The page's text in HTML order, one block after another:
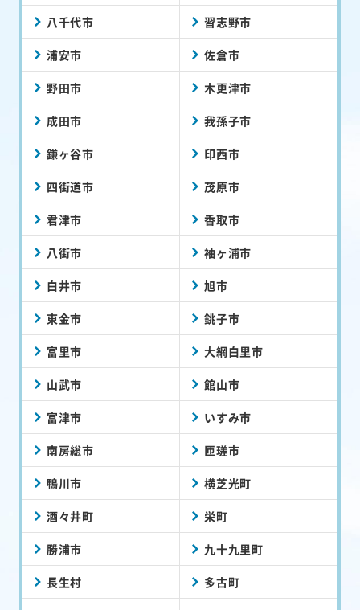
八千代市 習志野市
浦安市 佐倉市
野田市 木更津市
成田市 我孫子市
鎌ヶ谷市 印西市
四街道市 茂原市
君津市 香取市
八街市 袖ヶ浦市
白井市 旭市
東金市 銚子市
富里市 大網白里市
山武市 館山市
富津市 いすみ市
南房総市 匝瑳市
鴨川市 横芝光町
酒々井町 栄町
勝浦市 九十九里町
長生村 多古町